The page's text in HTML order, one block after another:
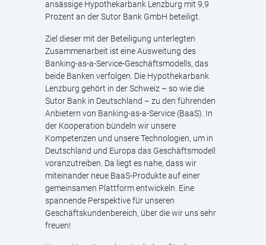
ansässige Hypothekarbank Lenzburg mit 9,9
Prozent an der Sutor Bank GmbH beteiligt.
Ziel dieser mit der Beteiligung unterlegten
Zusammenarbeit ist eine Ausweitung des
Banking-as-a-Service-Geschäftsmodells, das
beide Banken verfolgen. Die Hypothekarbank
Lenzburg gehört in der Schweiz – so wie die
Sutor Bank in Deutschland – zu den führenden
Anbietern von Banking-as-a-Service (BaaS). In
der Kooperation bündeln wir unsere
Kompetenzen und unsere Technologien, um in
Deutschland und Europa das Geschäftsmodell
voranzutreiben. Da liegt es nahe, dass wir
miteinander neue BaaS-Produkte auf einer
gemeinsamen Plattform entwickeln. Eine
spannende Perspektive für unseren
Geschäftskundenbereich, über die wir uns sehr
freuen!